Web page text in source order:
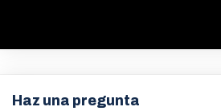
Haz una pregunta